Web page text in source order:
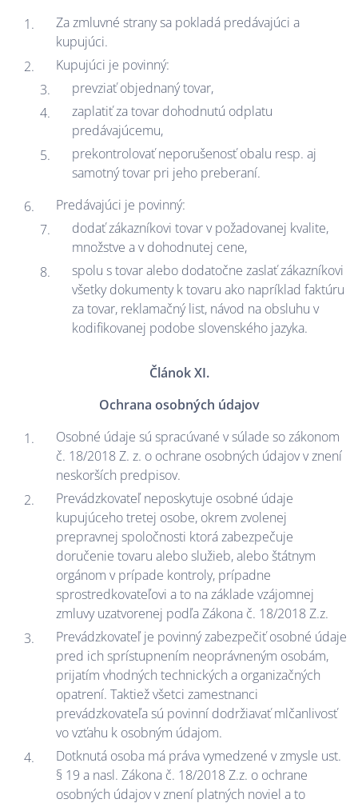
Za zmluvné strany sa pokladá predávajúci a
kupujúci.
Kupujúci je povinný:
prevziať objednaný tovar,
zaplatiť za tovar dohodnutú odplatu
predávajúcemu,
prekontrolovať neporušenosť obalu resp. aj
samotný tovar pri jeho preberaní.
Predávajúci je povinný:
dodať zákazníkovi tovar v požadovanej kvalite,
množstve a v dohodnutej cene,
spolu s tovar alebo dodatočne zaslať zákazníkovi
všetky dokumenty k tovaru ako napríklad faktúru
za tovar, reklamačný list, návod na obsluhu v
kodifikovanej podobe slovenského jazyka.
Článok XI.
Ochrana osobných údajov
Osobné údaje sú spracúvané v súlade so zákonom
č. 18/2018 Z. z. o ochrane osobných údajov v znení
neskorších predpisov.
Prevádzkovateľ neposkytuje osobné údaje
kupujúceho tretej osobe, okrem zvolenej
prepravnej spoločnosti ktorá zabezpečuje
doručenie tovaru alebo služieb, alebo štátnym
orgánom v prípade kontroly, prípadne
sprostredkovateľovi a to na základe vzájomnej
zmluvy uzatvorenej podľa Zákona č. 18/2018 Z.z.
Prevádzkovateľ je povinný zabezpečiť osobné údaje
pred ich sprístupnením neoprávneným osobám,
prijatím vhodných technických a organizačných
opatrení. Taktiež všetci zamestnanci
prevádzkovateľa sú povinní dodržiavať mlčanlivosť
vo vzťahu k osobným údajom.
Dotknutá osoba má práva vymedzené v zmysle ust.
§ 19 a nasl. Zákona č. 18/2018 Z.z. o ochrane
osobných údajov v znení platných noviel a to